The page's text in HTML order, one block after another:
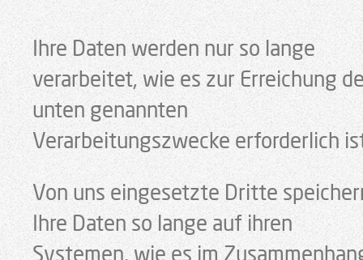
Ihre Daten werden nur so lange
verarbeitet, wie es zur Erreichung
unten genannten
Verarbeitungszwecke erforderlich
Von uns eingesetzte Dritte
Ihre Daten so lange auf ihren
Systemen, wie es im